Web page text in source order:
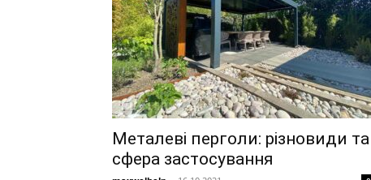
Металеві перголи: різновиди та
сфера застосування